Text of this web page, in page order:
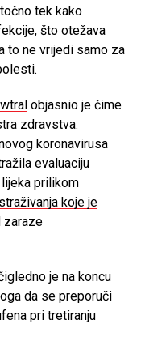
tek kako
što otežava
to ne vrijedi samo za
objasnio je čime
zdravstva.
koronavirusa
evaluaciju
prilikom
koje je
zaraze
je na koncu
da se preporuči
pri tretiranju